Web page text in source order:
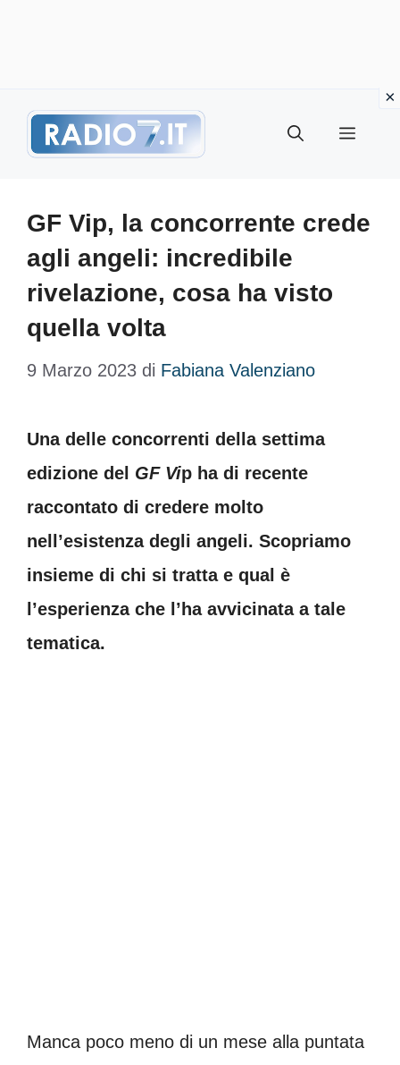
Menu
GF Vip, la concorrente crede
agli angeli: incredibile
rivelazione, cosa ha visto
quella volta
9 Marzo 2023 di Fabiana Valenziano
Una delle concorrenti della settima
edizione del GF Vip ha di recente
raccontato di credere molto
nell’esistenza degli angeli. Scopriamo
insieme di chi si tratta e qual è
l’esperienza che l’ha avvicinata a tale
tematica.
Manca poco meno di un mese alla puntata